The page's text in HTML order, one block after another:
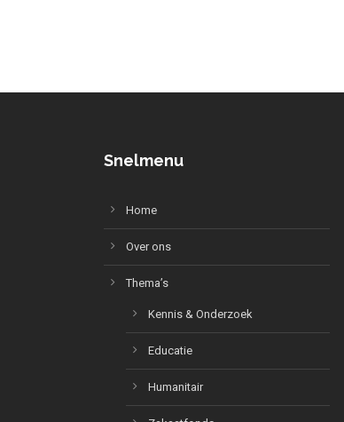
Snelmenu
Home
Over ons
Thema’s
Kennis & Onderzoek
Educatie
Humanitair